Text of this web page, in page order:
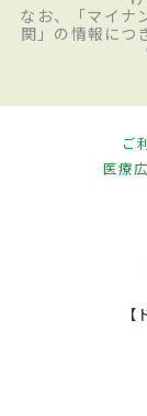
なお、「マイナ
関」の情報につ
ご
医療